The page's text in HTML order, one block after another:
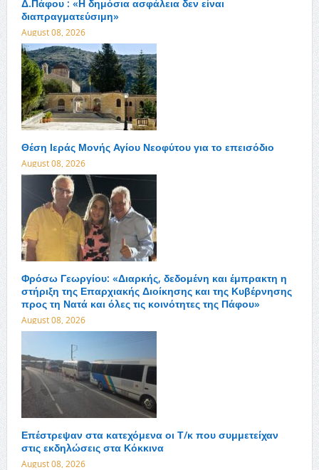
Δ.Πάφου : «Η δημόσια ασφάλεια δεν είναι
διαπραγματεύσιμη»
August 08, 2026
Θέση Ιεράς Μονής Αγίου Νεοφύτου για το επεισόδιο
August 08, 2026
Φρόσω Γεωργίου: «Διαρκής, δεδομένη και έμπρακτη η
στήριξη της Επαρχιακής Διοίκησης και της Κυβέρνησης
προς τη Νατά και όλες τις κοινότητες της Πάφου»
August 08, 2026
Επέστρεψαν στα κατεχόμενα οι Τ/κ που συμμετείχαν
στις εκδηλώσεις στα Κόκκινα
August 08, 2026